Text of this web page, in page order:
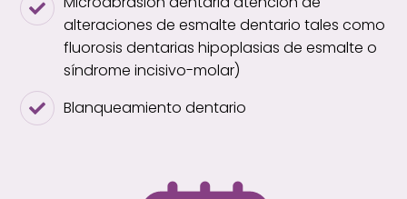
alteraciones de esmalte dentario tales como
fluorosis dentarias hipoplasias de esmalte o
síndrome incisivo-molar)
Blanqueamiento dentario